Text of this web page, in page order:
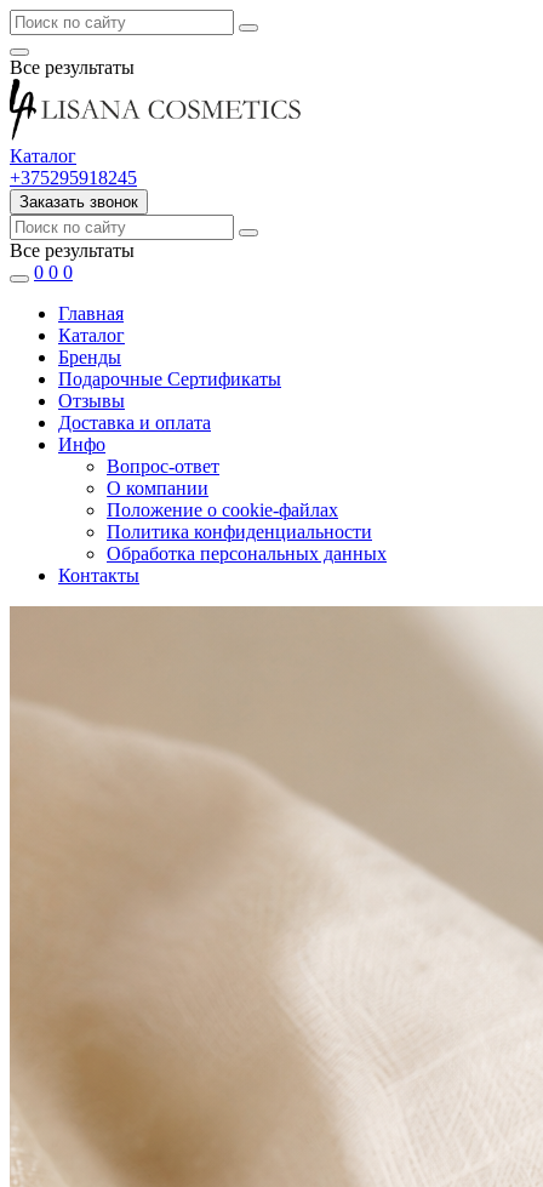
Все результаты
Каталог
+375295918245
Заказать звонок
Все результаты
0 0 0
Главная
Каталог
Бренды
Подарочные Сертификаты
Отзывы
Доставка и оплата
Инфо
Вопрос-ответ
О компании
Положение о cookie-файлах
Политика конфиденциальности
Обработка персональных данных
Контакты